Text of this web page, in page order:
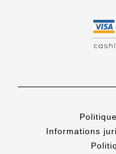
Informations